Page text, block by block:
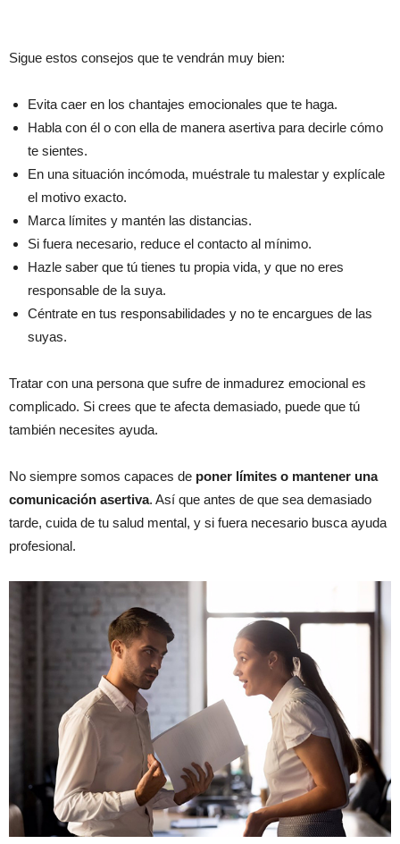
Sigue estos consejos que te vendrán muy bien:
Evita caer en los chantajes emocionales que te haga.
Habla con él o con ella de manera asertiva para decirle cómo
te sientes.
En una situación incómoda, muéstrale tu malestar y explícale
el motivo exacto.
Marca límites y mantén las distancias.
Si fuera necesario, reduce el contacto al mínimo.
Hazle saber que tú tienes tu propia vida, y que no eres
responsable de la suya.
Céntrate en tus responsabilidades y no te encargues de las
suyas.
Tratar con una persona que sufre de inmadurez emocional es
complicado. Si crees que te afecta demasiado, puede que tú
también necesites ayuda.
No siempre somos capaces de poner límites o mantener una
comunicación asertiva. Así que antes de que sea demasiado
tarde, cuida de tu salud mental, y si fuera necesario busca ayuda
profesional.